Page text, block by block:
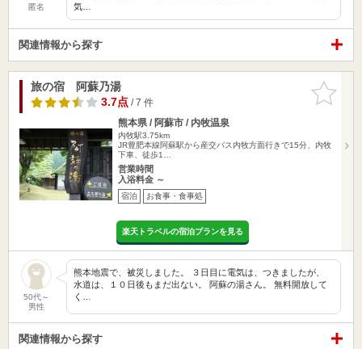
匿名
気…
関連情報から探す
お気に入
りに追加
旅の宿 阿蘇乃湯
3.7点/ 7 件
熊本県 / 阿蘇市 / 内牧温泉
内牧駅3.75km
JR豊肥本線阿蘇駅から産交バス内牧方面行きで15分、内牧
下車、徒歩1…
営業時間
入浴料金 ～
宿泊 お食事・食事処
楽天トラベルの宿泊プランを見る
50代～
男性
熊本地震で、被災しました。 ３日目に電気は、つきましたが、
水道は、１０日後もまだ出ない。 阿蘇の湯さん。 無料開放して
く…
関連情報から探す